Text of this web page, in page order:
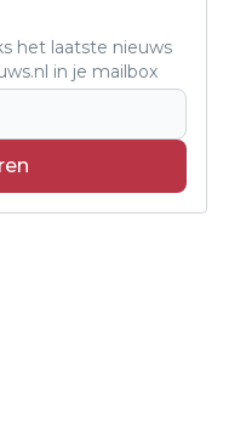
het laatste nieuws
in je mailbox